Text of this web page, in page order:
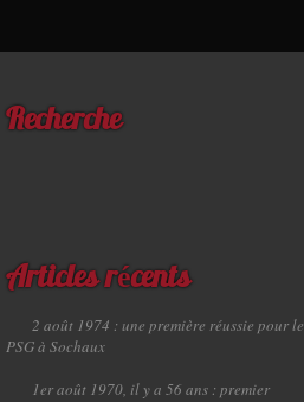
Recherche
Articles récents
2 août 1974 : une première réussie pour le
PSG à Sochaux
1er août 1970, il y a 56 ans : premier